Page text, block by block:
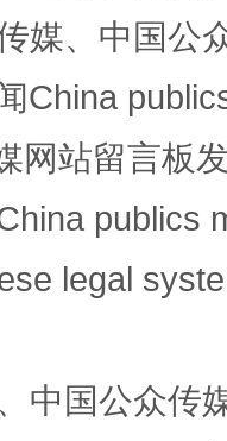
媒、中国公
China
网站留言板
publics
legal
中国公众传